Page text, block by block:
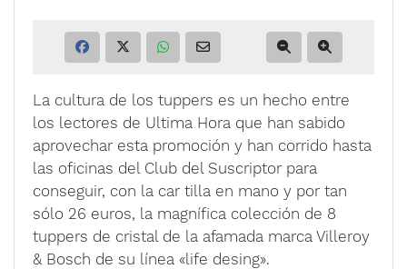
La cultura de los tuppers es un hecho entre
los lectores de Ultima Hora que han sabido
aprovechar esta promoción y han corrido hasta
las oficinas del Club del Suscriptor para
conseguir, con la car tilla en mano y por tan
sólo 26 euros, la magnífica colección de 8
tuppers de cristal de la afamada marca Villeroy
& Bosch de su línea «life desing».